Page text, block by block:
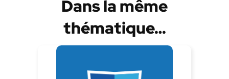
Dans la même
thématique…